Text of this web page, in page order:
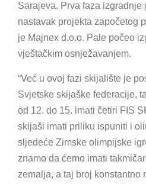
Sarajeva. Prva faza izgradnje
nastavak projekta započetog
je Majnex d.o.o. Pale počeo
vještačkim osnježavanjem.
“Već u ovoj fazi skijalište je
Svjetske skijaške federacije,
od 12. do 15. imati četiri FIS
skijaši imati priliku ispuniti i
sljedeće Zimske olimpijske
znamo da ćemo imati
zemalja, a taj broj konstantno